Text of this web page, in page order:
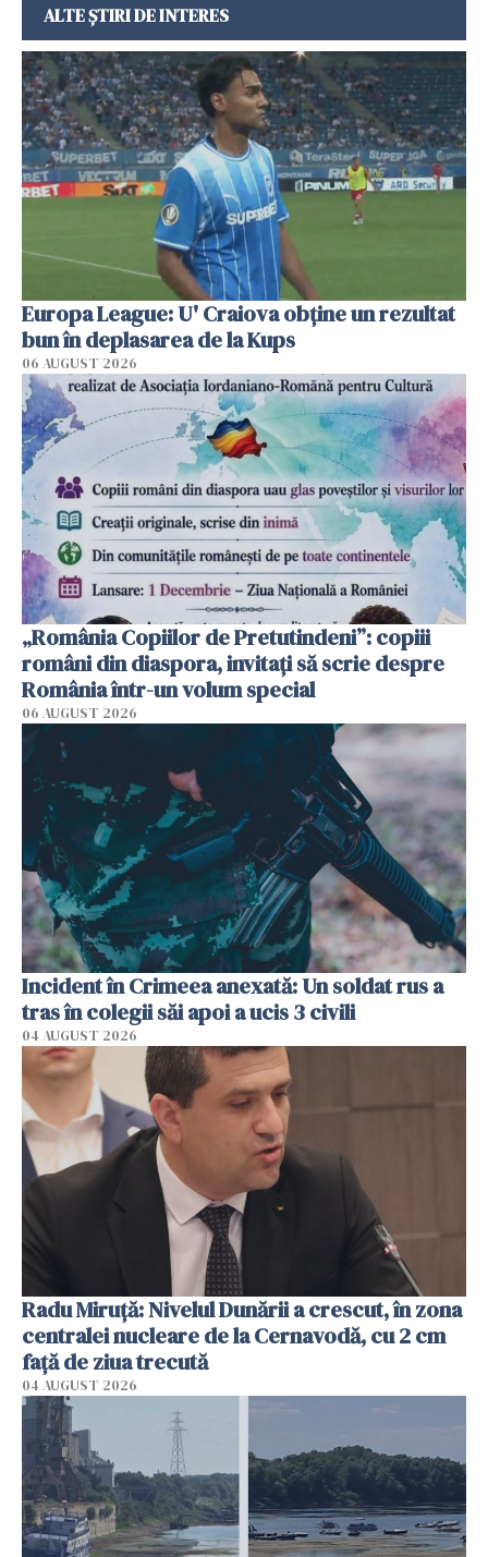
ALTE ȘTIRI DE INTERES
Europa League: U' Craiova obține un rezultat
bun în deplasarea de la Kups
06 AUGUST 2026
„România Copiilor de Pretutindeni”: copiii
români din diaspora, invitați să scrie despre
România într-un volum special
06 AUGUST 2026
Incident în Crimeea anexată: Un soldat rus a
tras în colegii săi apoi a ucis 3 civili
04 AUGUST 2026
Radu Miruţă: Nivelul Dunării a crescut, în zona
centralei nucleare de la Cernavodă, cu 2 cm
faţă de ziua trecută
04 AUGUST 2026